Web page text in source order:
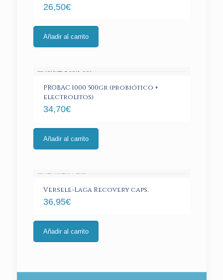
26,50€
Añadir al carrito
PROBAC 1000 500gr (probiótico +
electrolitos)
34,70€
Añadir al carrito
Versele-Laga Recovery caps.
36,95€
Añadir al carrito